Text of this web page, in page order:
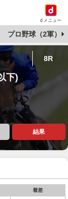
dメニュー
プロ野球（2軍）
8R
下)
結果
着差